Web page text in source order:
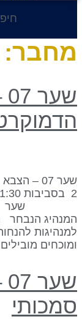
הנבחר
מובילים